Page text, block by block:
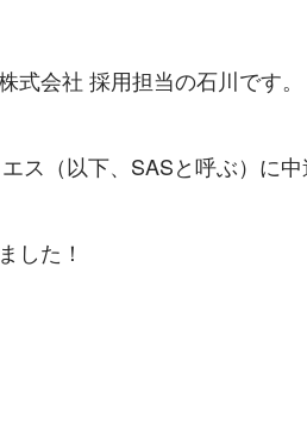
式会社 採用担当の石川です。
ス（以下、SASと呼ぶ）に
した！